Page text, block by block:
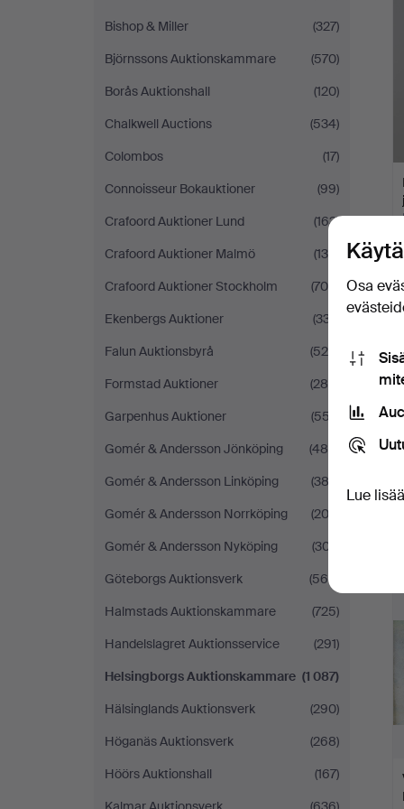
Bishop & Miller
(327)
Björnssons Auktionskammare
(570)
Borås Auktionshall
(120)
Chalkwell Auctions
(534)
Colombos
(17)
Connoisseur Bokauktioner
(99)
Crafoord Auktioner Lund
(163)
Crafoord Auktioner Malmö
(135)
Crafoord Auktioner Stockholm
(706)
Ekenbergs Auktioner
(337)
Falun Auktionsbyrå
(525)
Formstad Auktioner
(286)
Garpenhus Auktioner
(557)
Gomér & Andersson Jönköping
(480)
Gomér & Andersson Linköping
(383)
Gomér & Andersson Norrköping
(203)
Gomér & Andersson Nyköping
(307)
Göteborgs Auktionsverk
(560)
Halmstads Auktionskammare
(725)
Handelslagret Auktionsservice
(291)
Helsingborgs Auktionskammare (1 087)
Hälsinglands Auktionsverk
(290)
Höganäs Auktionsverk
(268)
Höörs Auktionshall
(167)
Osa
Lue lisää